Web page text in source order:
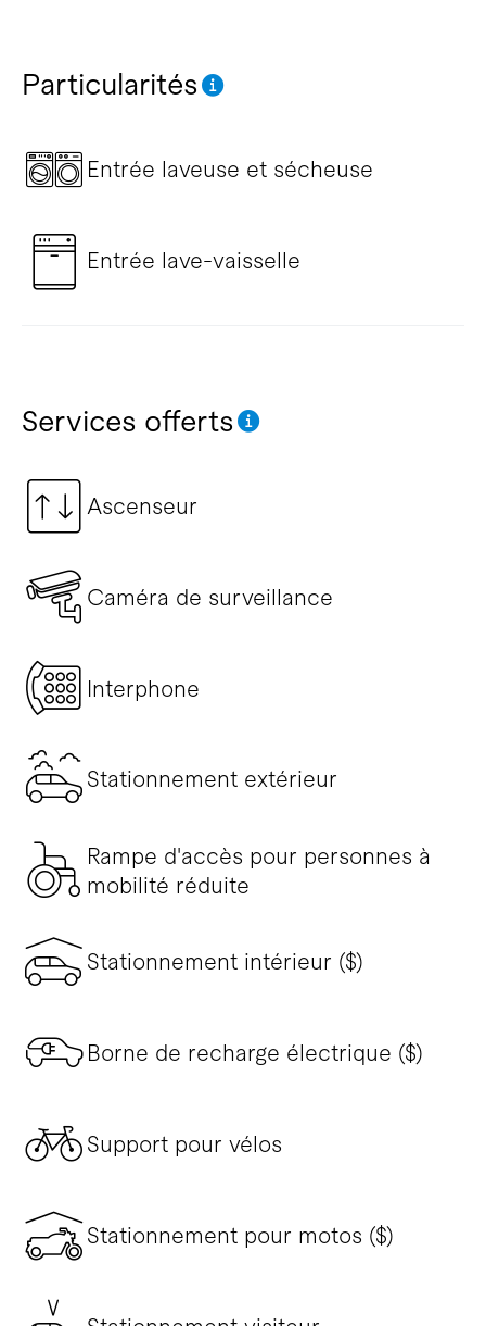
Particularités
Entrée laveuse et sécheuse
Entrée lave-vaisselle
Services offerts
Ascenseur
Caméra de surveillance
Interphone
Stationnement extérieur
Rampe d'accès pour personnes à
mobilité réduite
Stationnement intérieur ($)
Borne de recharge électrique ($)
Support pour vélos
Stationnement pour motos ($)